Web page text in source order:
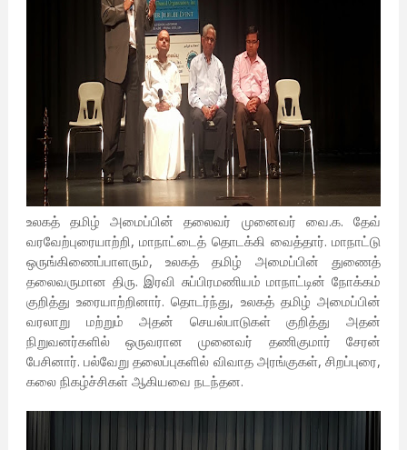
உலகத் தமிழ் அமைப்பின் தலைவர் முனைவர் வை.க. தேவ்
வரவேற்புரையாற்றி, மாநாட்டைத் தொடக்கி வைத்தார். மாநாட்டு
ஒருங்கிணைப்பாளரும், உலகத் தமிழ் அமைப்பின் துணைத்
தலைவருமான திரு. இரவி சுப்பிரமணியம் மாநாட்டின் நோக்கம்
குறித்து உரையாற்றினார். தொடர்ந்து, உலகத் தமிழ் அமைப்பின்
வரலாறு மற்றும் அதன் செயல்பாடுகள் குறித்து அதன்
நிறுவனர்களில் ஒருவரான முனைவர் தணிகுமார் சேரன்
பேசினார். பல்வேறு தலைப்புகளில் விவாத அரங்குகள், சிறப்புரை,
கலை நிகழ்ச்சிகள் ஆகியவை நடந்தன.